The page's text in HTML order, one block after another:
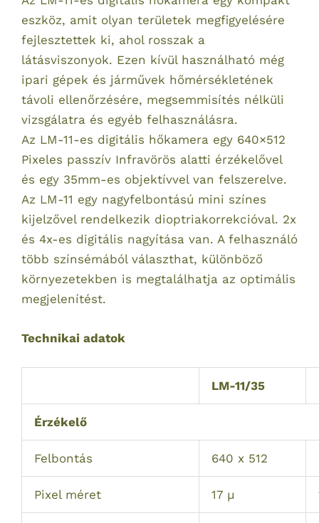
eszköz, amit olyan területek megfigyelésére
fejlesztettek ki, ahol rosszak a
látásviszonyok. Ezen kívül használható még
ipari gépek és járművek hőmérsékletének
távoli ellenőrzésére, megsemmisítés nélküli
vizsgálatra és egyéb felhasználásra.
Az LM-11-es digitális hőkamera egy 640×512
Pixeles passzív Infravörös alatti érzékelővel
és egy 35mm-es objektívvel van felszerelve.
Az LM-11 egy nagyfelbontású mini színes
kijelzővel rendelkezik dioptriakorrekcióval. 2x
és 4x-es digitális nagyítása van. A felhasználó
több színsémából választhat, különböző
környezetekben is megtalálhatja az optimális
megjelenítést.
Technikai adatok
LM-11/35
Érzékelő
Felbontás 640 x 512
Pixel méret 17 µ